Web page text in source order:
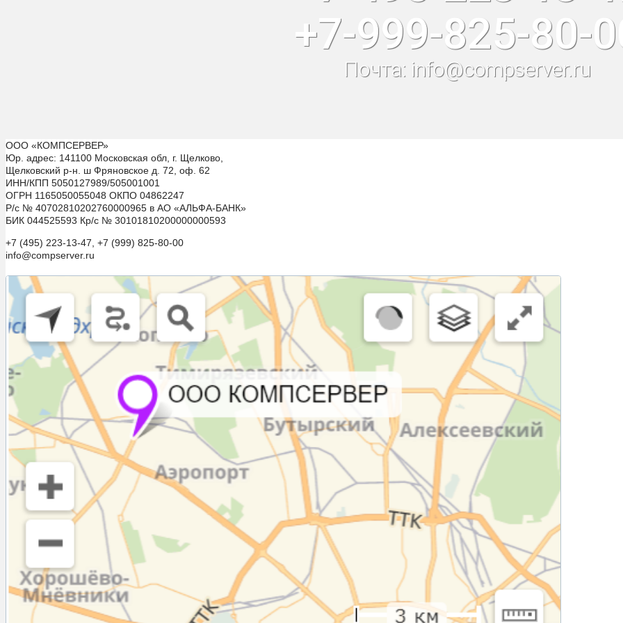
+7-999-825-80-
Почта: info@compserver.ru
ООО «КОМПСЕРВЕР»
Юр. адрес: 141100 Московская обл, г. Щелково,
Щелковский р-н. ш Фряновское д. 72, оф. 62
ИНН/КПП 5050127989/505001001
ОГРН 1165050055048 ОКПО 04862247
Р/с № 40702810202760000965 в АО «АЛЬФА-БАНК»
БИК 044525593 Кр/с № 30101810200000000593
+7 (495) 223-13-47, +7 (999) 825-80-00
info@compserver.ru